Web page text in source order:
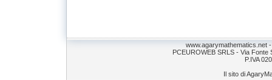
www.agarymathematics.net
PCEUROWEB SRLS - Via
P.IVA
Il sito di